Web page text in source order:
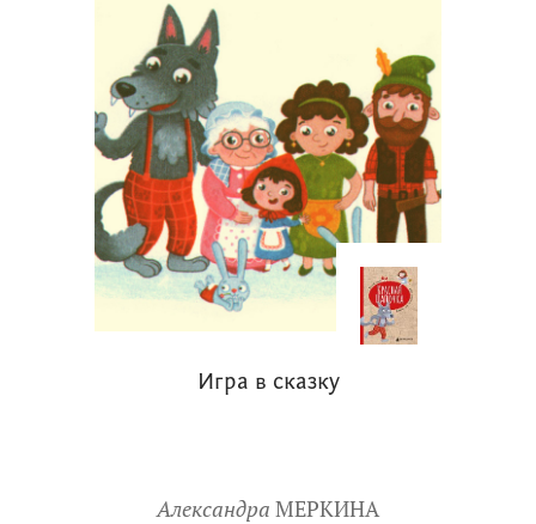
Игра в сказку
Александра МЕРКИНА